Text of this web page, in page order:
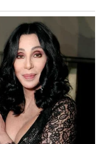
naredni period mogao bi
Nemojte se plašiti
biti ključ za napredak
ili rade samostalno
promene. Jedna ideja,
bi da pokrenu
rezultate.